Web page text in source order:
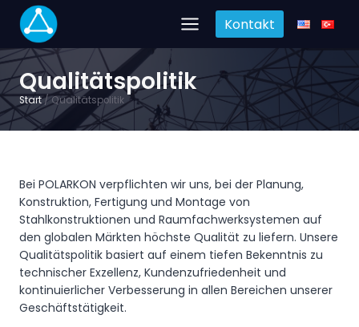
Zum
Inhalt
springen
Kontakt
Qualitätspolitik
Start/Qualitätspolitik
Bei POLARKON verpflichten wir uns, bei der Planung,
Konstruktion, Fertigung und Montage von
Stahlkonstruktionen und Raumfachwerksystemen auf
den globalen Märkten höchste Qualität zu liefern. Unsere
Qualitätspolitik basiert auf einem tiefen Bekenntnis zu
technischer Exzellenz, Kundenzufriedenheit und
kontinuierlicher Verbesserung in allen Bereichen unserer
Geschäftstätigkeit.